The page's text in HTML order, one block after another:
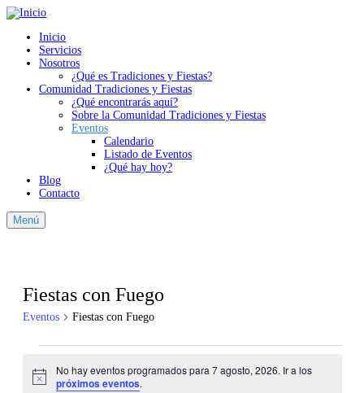
Inicio
Servicios
Nosotros
¿Qué es Tradiciones y Fiestas?
Comunidad Tradiciones y Fiestas
¿Qué encontrarás aquí?
Sobre la Comunidad Tradiciones y Fiestas
Eventos
Calendario
Listado de Eventos
¿Qué hay hoy?
Blog
Contacto
Menú
Fiestas con Fuego
Eventos Fiestas con Fuego
en
Aviso
No hay eventos programados para 7 agosto, 2026. Ir a los
próximos eventos.